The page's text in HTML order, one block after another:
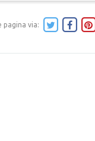
pagina via: